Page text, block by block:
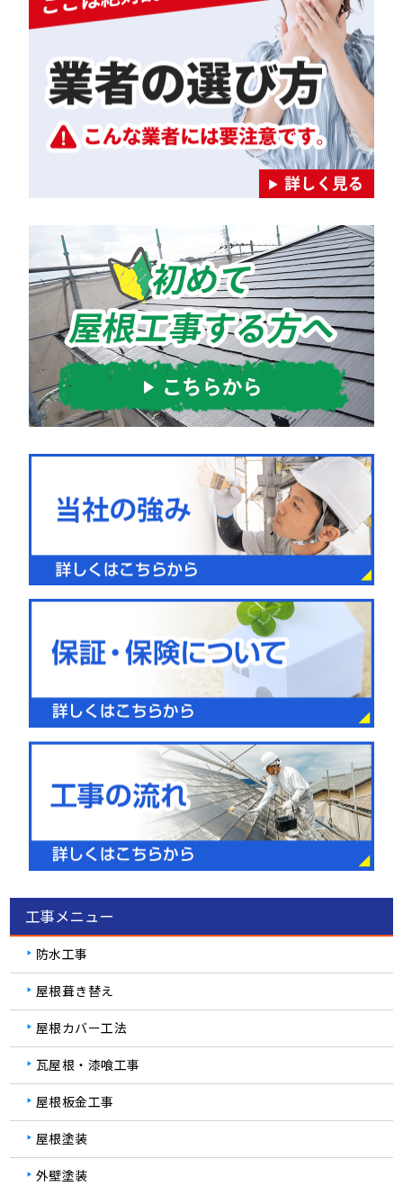
工事メニュー
防水工事
屋根葺き替え
屋根カバー工法
瓦屋根・漆喰工事
屋根板金工事
屋根塗装
外壁塗装